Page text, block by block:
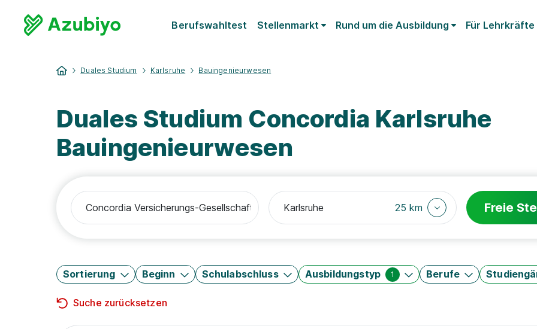
Berufswahltest Stellenmarkt Rund um die Ausbildung Für Lehrkräfte
Duales Studium Karlsruhe Bauingenieurwesen
Duales Studium Concordia Karlsruhe
Bauingenieurwesen
25 km Freie
Sortierung Beginn Schulabschluss Ausbildungstyp 1 Berufe
Suche zurücksetzen